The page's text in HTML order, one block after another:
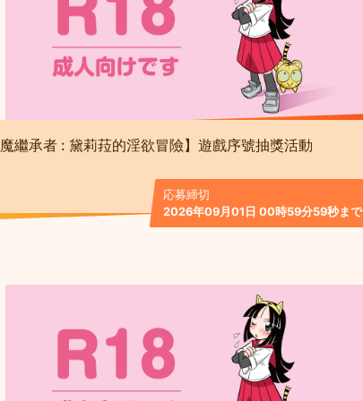
魔繼承者 : 黛莉菈的淫欲冒險】遊戲序號抽獎活動
応募締切
2026年09月01日 00時59分59秒まで